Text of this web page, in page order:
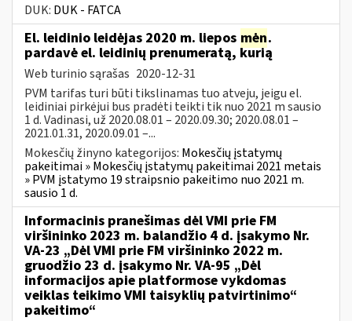
DUK: DUK - FATCA
El. leidinio leidėjas 2020 m. liepos mėn.
pardavė el. leidinių prenumeratą, kurią
Web turinio sąrašas 2020-12-31
PVM tarifas turi būti tikslinamas tuo atveju, jeigu el.
leidiniai pirkėjui bus pradėti teikti tik nuo 2021 m sausio
1 d. Vadinasi, už 2020.08.01 – 2020.09.30; 2020.08.01 –
2021.01.31, 2020.09.01 –...
Mokesčių žinyno kategorijos: Mokesčių įstatymų
pakeitimai » Mokesčių įstatymų pakeitimai 2021 metais
» PVM įstatymo 19 straipsnio pakeitimo nuo 2021 m.
sausio 1 d.
Informacinis pranešimas dėl VMI prie FM
viršininko 2023 m. balandžio 4 d. įsakymo Nr.
VA-23 „Dėl VMI prie FM viršininko 2022 m.
gruodžio 23 d. įsakymo Nr. VA-95 „Dėl
informacijos apie platformose vykdomas
veiklas teikimo VMI taisyklių patvirtinimo“
pakeitimo“